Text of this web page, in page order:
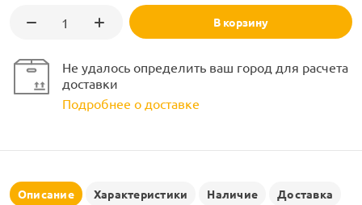
В корзину
Не удалось определить ваш город для расчета
доставки
Подробнее о доставке
Описание Характеристики Наличие Доставка